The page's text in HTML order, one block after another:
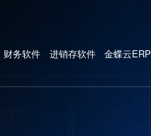
财务软件 进销存软件 金蝶云ERP